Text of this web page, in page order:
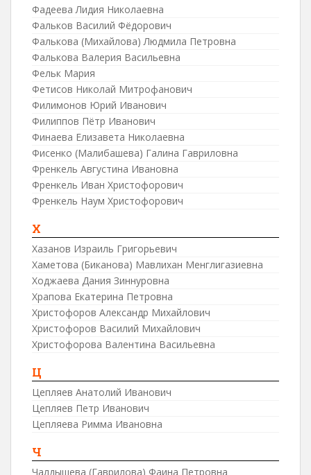
Фадеева Лидия Николаевна
Фальков Василий Фёдорович
Фалькова (Михайлова) Людмила Петровна
Фалькова Валерия Васильевна
Фельк Мария
Фетисов Николай Митрофанович
Филимонов Юрий Иванович
Филиппов Пётр Иванович
Финаева Елизавета Николаевна
Фисенко (Малибашева) Галина Гавриловна
Френкель Августина Ивановна
Френкель Иван Христофорович
Френкель Наум Христофорович
Х
Хазанов Израиль Григорьевич
Хаметова (Биканова) Мавлихан Менглигазиевна
Ходжаева Дания Зиннуровна
Храпова Екатерина Петровна
Христофоров Александр Михайлович
Христофоров Василий Михайлович
Христофорова Валентина Васильевна
Ц
Цепляев Анатолий Иванович
Цепляев Петр Иванович
Цепляева Римма Ивановна
Ч
Чалдышева (Гаврилова) Фаина Петровна